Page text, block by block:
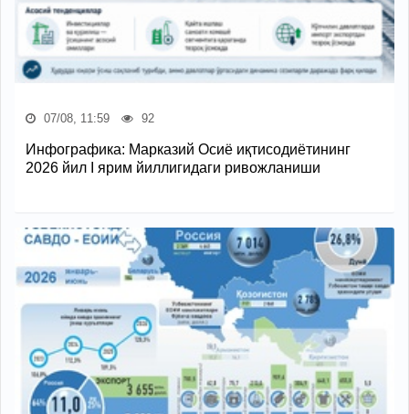
07/08, 11:59 92
Инфографика: Марказий Осиё иқтисодиётининг
2026 йил I ярим йиллигидаги ривожланиши